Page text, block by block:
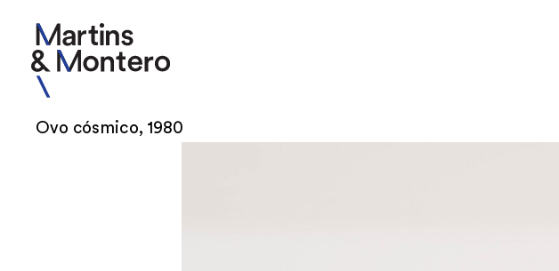
Ovo cósmico, 1980